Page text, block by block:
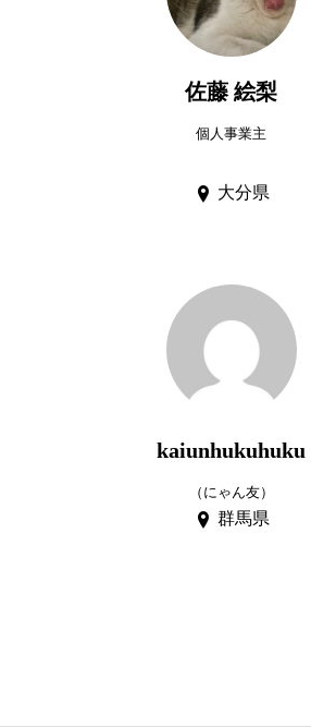
佐藤 絵梨
個人事業主
大分県
kaiunhukuhuku
（にゃん友）
群馬県